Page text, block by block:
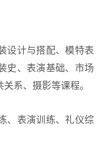
计与搭配、模特表
史、表演基础、市场
系、摄影等课程。
表演训练、礼仪综